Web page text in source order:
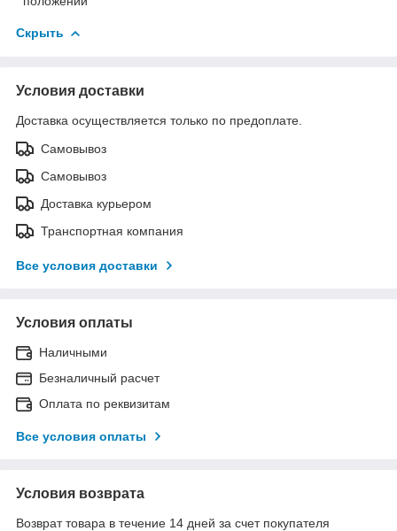
Скрыть
Условия доставки
Доставка осуществляется только по предоплате.
Самовывоз
Самовывоз
Доставка курьером
Транспортная компания
Все условия доставки
Условия оплаты
Наличными
Безналичный расчет
Оплата по реквизитам
Все условия оплаты
Условия возврата
Возврат товара в течение 14 дней за счет покупателя